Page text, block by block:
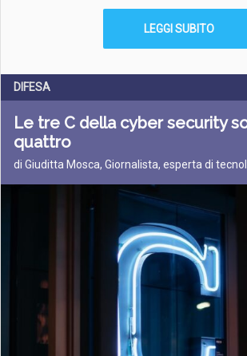
LEGGI SUBITO
DIFESA
Le tre C della cyber security
quattro
di Giuditta Mosca, Giornalista, esperta di